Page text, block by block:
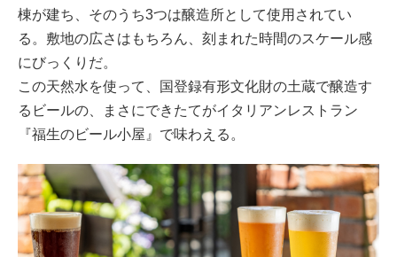
棟が建ち、そのうち3つは醸造所として使用されてい
る。敷地の広さはもちろん、刻まれた時間のスケール感
にびっくりだ。
この天然水を使って、国登録有形文化財の土蔵で醸造す
るビールの、まさにできたてがイタリアンレストラン
『福生のビール小屋』で味わえる。